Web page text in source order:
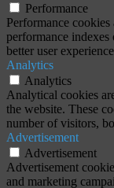
Performance
Performance
performance
better user
Analytics
Analytics
Analytical cookies
the website. These
number of visitors,
Advertisement
Advertisement
Advertisement
and marketing